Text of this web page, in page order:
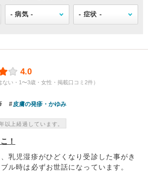
4.0
ない・1〜3歳・女性・掲載口コミ2件）
皮膚の発疹・かゆみ
以上経過しています。
！
乳児湿疹がひどくなり受診した事がき
ル時は必ずお世話になっています。